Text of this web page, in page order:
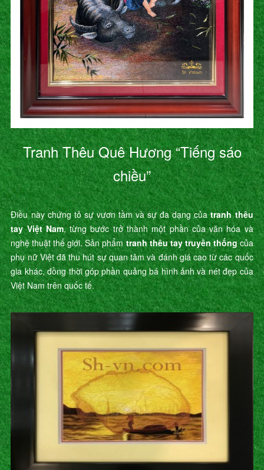
Tranh Thêu Quê Hương “Tiếng sáo
chiều”
Điều này chứng tỏ sự vươn tầm và sự đa dạng củatranh thêu
tay Việt Nam, từng bước trở thành một phần của văn hóa và
nghệ thuật thế giới. Sản phẩmtranh thêu tay truyền thốngcủa
phụ nữ Việt đã thu hút sự quan tâm và đánh giá cao từ các quốc
gia khác, đồng thời góp phần quảng bá hình ảnh và nét đẹp của
Việt Nam trên quốc tế.